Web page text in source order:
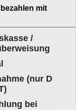
mit
/
(nur D
bei